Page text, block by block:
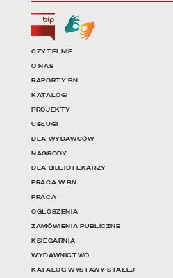
Biuletyn Informacji Publicznej
Tłumacz języka migowego
Linki do
CZYTELNIE
O NAS
RAPORTY BN
KATALOGI
PROJEKTY
USŁUGI
DLA WYDAWCÓW
NAGRODY
DLA BIBLIOTEKARZY
PRACA W BN
PRACA
OGŁOSZENIA
ZAMÓWIENIA PUBLICZNE
KSIĘGARNIA
WYDAWNICTWO
KATALOG WYSTAWY STAŁEJ